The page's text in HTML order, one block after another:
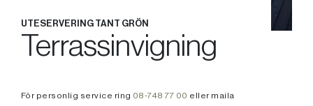
UTESERVERING TANT GRÖN
Terrassinvigning
För personlig service ring 08-748 77 00 eller maila